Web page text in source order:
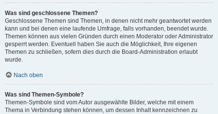
Was sind geschlossene Themen?
Geschlossene Themen sind Themen, in denen nicht mehr geantwortet werden
kann und bei denen eine laufende Umfrage, falls vorhanden, beendet wurde.
Themen können aus vielen Gründen durch einen Moderator oder Administrator
gesperrt werden. Eventuell haben Sie auch die Möglichkeit, Ihre eigenen
Themen zu schließen, sofern dies durch die Board-Administration erlaubt
wurde.
Nach oben
Was sind Themen-Symbole?
Themen-Symbole sind vom Autor ausgewählte Bilder, welche mit einem
Thema in Verbindung stehen können, um dessen Inhalt kennzeichnen zu